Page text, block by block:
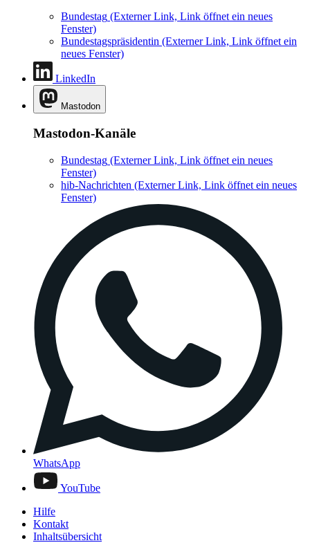
Bundestag (Externer Link, Link öffnet ein neues
Fenster)
Bundestagspräsidentin (Externer Link, Link öffnet ein
neues Fenster)
LinkedIn
Mastodon
Mastodon-Kanäle
Bundestag (Externer Link, Link öffnet ein neues
Fenster)
hib-Nachrichten (Externer Link, Link öffnet ein neues
Fenster)
WhatsApp
YouTube
Hilfe
Kontakt
Inhaltsübersicht